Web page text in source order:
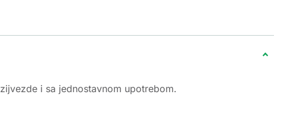
i sa jednostavnom upotrebom.